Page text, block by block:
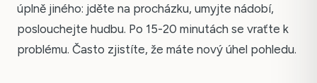
úplně jiného: jděte na procházku, umyjte nádobí,
poslouchejte hudbu. Po 15-20 minutách se vraťte k
problému. Často zjistíte, že máte nový úhel pohledu.